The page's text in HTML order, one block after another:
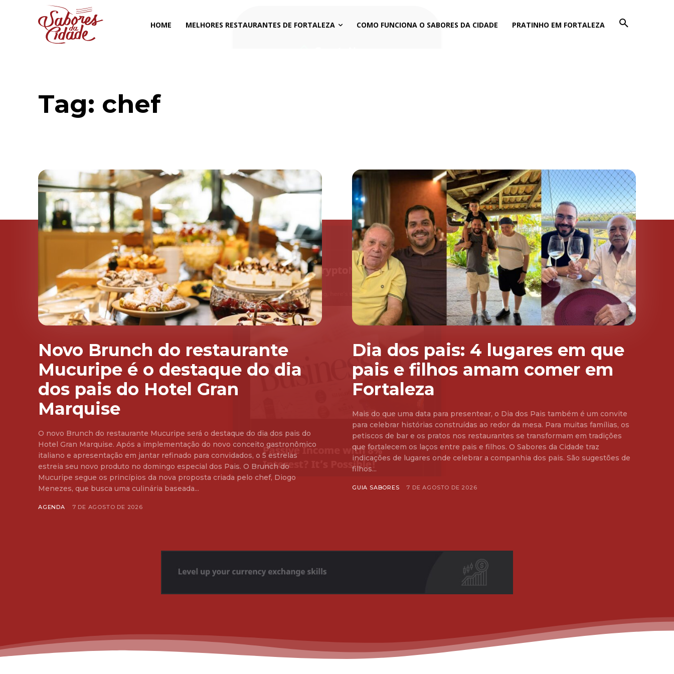
HOME MELHORES RESTAURANTES DE FORTALEZA COMO FUNCIONA O SABORES DA CIDADE PRATINHO EM FORTALEZA
Tag: chef
Novo Brunch do restaurante
Mucuripe é o destaque do dia
dos pais do Hotel Gran
Marquise
O novo Brunch do restaurante Mucuripe será o destaque do dia dos pais do
Hotel Gran Marquise. Após a implementação do novo conceito gastronômico
italiano e apresentação em jantar refinado para convidados, o 5 estrelas
estreia seu novo produto no domingo especial dos Pais. O Brunch do
Mucuripe segue os princípios da nova proposta criada pelo chef, Diogo
Menezes, que busca uma culinária baseada...
AGENDA 7 DE AGOSTO DE 2026
Dia dos pais: 4 lugares em que
pais e filhos amam comer em
Fortaleza
Mais do que uma data para presentear, o Dia dos Pais também é um convite
para celebrar histórias construídas ao redor da mesa. Para muitas famílias, os
petiscos de bar e os pratos nos restaurantes se transformam em tradições
que fortalecem os laços entre pais e filhos. O Sabores da Cidade traz
indicações de lugares onde celebrar a companhia dos pais. São sugestões de
filhos...
GUIA SABORES 7 DE AGOSTO DE 2026